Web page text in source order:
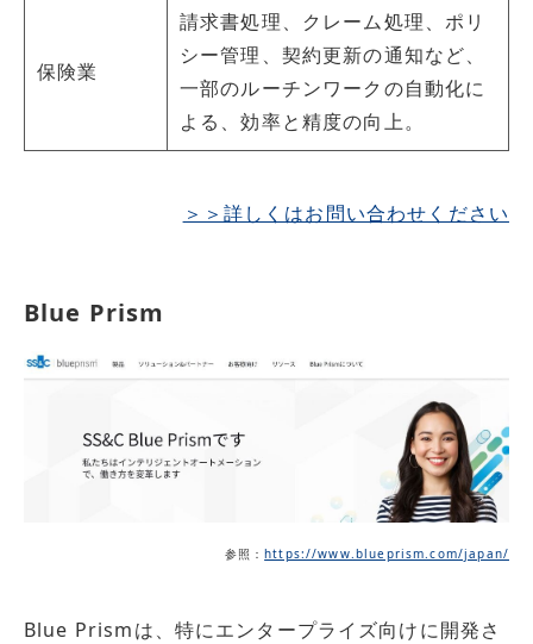
保険業
請求書処理、クレーム処理、ポリ
シー管理、契約更新の通知など、
一部のルーチンワークの自動化に
よる、効率と精度の向上。
＞＞詳しくはお問い合わせください
Blue Prism
参照：https://www.blueprism.com/japan/
Blue Prismは、特にエンタープライズ向けに開発さ